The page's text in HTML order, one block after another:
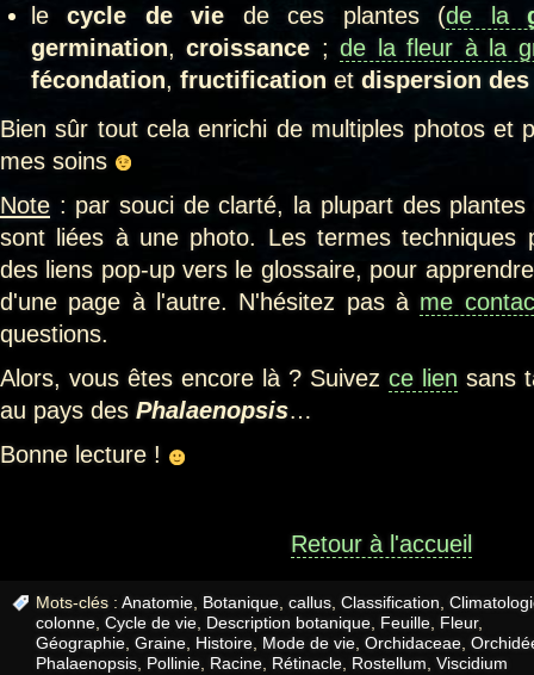
lecycle de vie de ces plantes (de la
germination,croissance ;de la fleur à la
fécondation, fructification et dispersion
Bien sûr tout cela enrichi de multiples photos et
mes soins
Note : par souci de clarté, la plupart des
sont liées à une photo. Les termes techniques
des liens pop-up vers le glossaire, pour
d'une page à l'autre. N'hésitez pas à me
questions.
Alors, vous êtes encore là ? Suivez ce lien sans
au pays des Phalaenopsis…
Bonne lecture !
Retour à l'accueil
Mots-clés : Anatomie, Botanique, callus, Classification,
colonne, Cycle de vie, Description botanique, Feuille, Fleur,
Géographie, Graine, Histoire, Mode de vie, Orchidaceae,
Phalaenopsis, Pollinie, Racine, Rétinacle, Rostellum, Viscidium